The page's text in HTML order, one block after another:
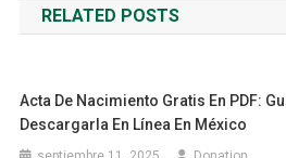
entradas
RELATED POSTS
Acta De Nacimiento Gratis En PDF:
Descargarla En Línea En México